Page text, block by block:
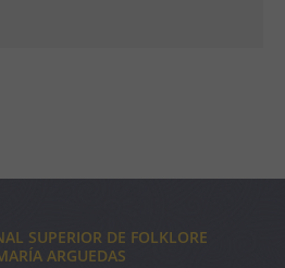
SUPERIOR DE FOLKLORE
ARGUEDAS